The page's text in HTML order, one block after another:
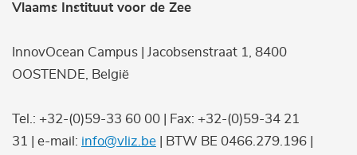
Vlaams Instituut voor de Zee
InnovOcean Campus | Jacobsenstraat 1, 8400
OOSTENDE, België
Tel.: +32-(0)59-33 60 00 | Fax: +32-(0)59-34 21
31 | e-mail: info@vliz.be | BTW BE 0466.279.196 |